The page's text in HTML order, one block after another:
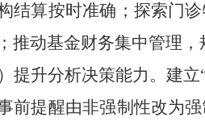
结算按时准确；探索门
推动基金财务集中管理
）提升分析决策能力。建立
前提醒由非强制性改为